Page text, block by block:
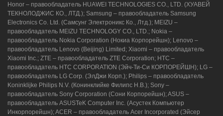
Honor – правообладатель HUAWEI TECHNOLOGIES CO., LTD. (ХУАВЕЙ
ТЕКНОЛОДЖИС КО., ЛТД.); Samsung – правообладатель Samsung
Electronics Co. Ltd. (Самсунг Электроникс Ко., Лтд.); MEIZU –
правообладатель MEIZU TECHNOLOGY CO., LTD.; Nokia –
правообладатель Nokia Corporation (Нокиа Корпорейшн); Lenovo –
правообладатель Lenovo (Beijing) Limited; Xiaomi – правообладатель
Xiaomi Inc.; ZTE – правообладатель ZTE Corporation; HTC –
правообладатель HTC CORPORATION (Эйч-Ти-Си КОРПОРЕЙШН); LG –
правообладатель LG Corp. (ЭлДжи Корп.); Philips – правообладатель
Koninklijke Philips N.V. (Конинклийке Филипс Н.В.); Sony –
правообладатель Sony Corporation (Сони Корпорейшн); ASUS –
правообладатель ASUSTeK Computer Inc. (Асустек Компьютер
Инкорпорейшн); ACER – правообладатель Acer Incorporated (Эйсер